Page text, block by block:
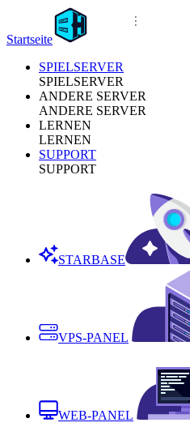
Startseite
SPIELSERVER
SPIELSERVER
ANDERE SERVER
ANDERE SERVER
LERNEN
LERNEN
SUPPORT
SUPPORT
STARBASE
VPS-PANEL
WEB-PANEL